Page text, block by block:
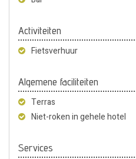
Activiteiten
Fietsverhuur
Algemene faciliteiten
Terras
Niet-roken in gehele hotel
Services